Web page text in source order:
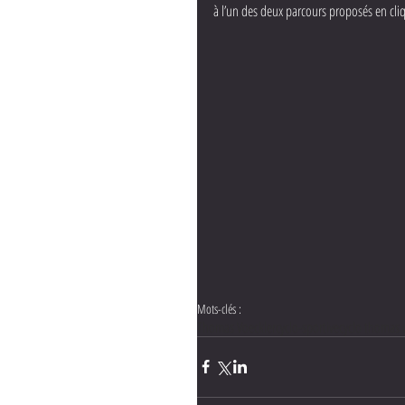
à l’un des deux parcours proposés en
Mots-clés :